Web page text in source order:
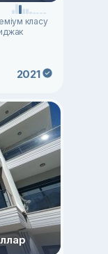
класу
2021